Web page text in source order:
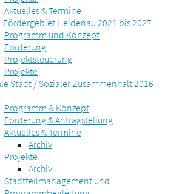
Aktuelles & Termine
Fördergebiet Heidenau 2021 bis 2027
Programm und Konzept
Förderung
Projektsteuerung
Projekte
Stadt / Sozialer Zusammenhalt 2016 -
Programm & Konzept
Förderung & Antragstellung
Aktuelles & Termine
Archiv
Projekte
Archiv
Stadtteilmanagement und